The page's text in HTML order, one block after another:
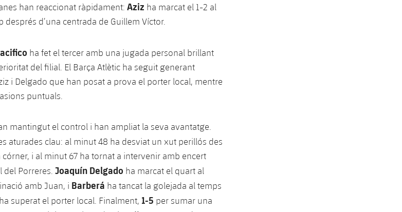
han reaccionat ràpidament: Aziz ha marcat el 1-2 al
d’una centrada de Guillem Víctor.
ha fet el tercer amb una jugada personal brillant
del filial. El Barça Atlètic ha seguit generant
i Delgado que han posat a prova el porter local, mentre
puntuals.
mantingut el control i han ampliat la seva avantatge.
aturades clau: al minut 48 ha desviat un xut perillós des
i al minut 67 ha tornat a intervenir amb encert
del Porreres. Joaquín Delgado ha marcat el quart al
amb Juan, i Barberá ha tancat la golejada al temps
superat el porter local. Finalment, 1-5 per sumar una